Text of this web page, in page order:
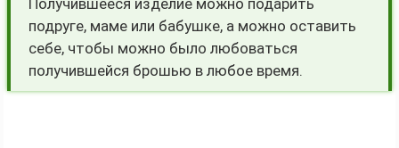
Получившееся изделие можно подарить
подруге, маме или бабушке, а можно оставить
себе, чтобы можно было любоваться
получившейся брошью в любое время.